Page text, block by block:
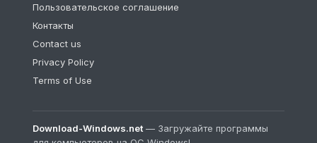
Пользовательское соглашение
Контакты
Contact us
Privacy Policy
Terms of Use
Download-Windows.net — Загружайте программы